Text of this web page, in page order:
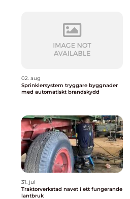
02. aug
Sprinklersystem tryggare byggnader
med automatiskt brandskydd
31. jul
Traktorverkstad navet i ett fungerande
lantbruk